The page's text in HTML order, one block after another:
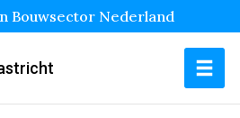
Bouwsector Nederland